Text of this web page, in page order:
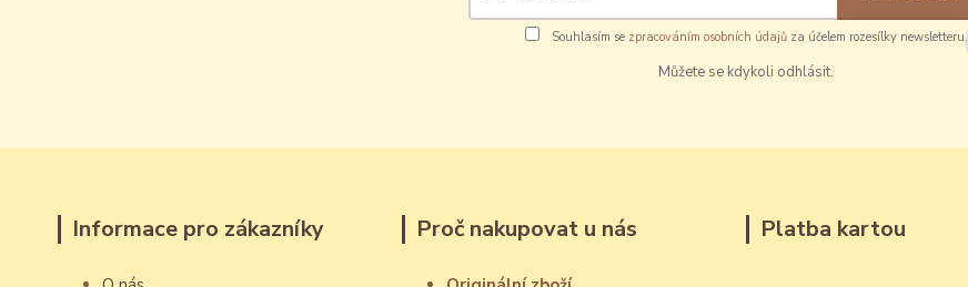
Souhlasím se zpracováním osobních údajůza účelem rozesílky newsletteru.
Můžete se kdykoli odhlásit.
Informace pro zákazníky Proč nakupovat u nás Platba kartou